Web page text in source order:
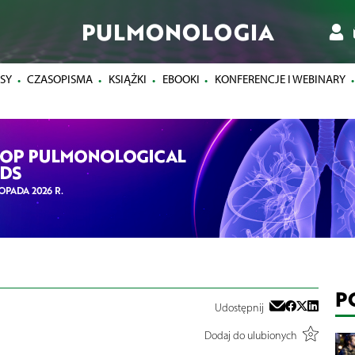
PULMONOLOGIA
CZASOPISMA KSIĄŻKI EBOOKI KONFERENCJE I WEBINARY
Udostępnij
Dodaj do ulubionych